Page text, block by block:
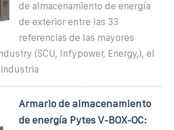
de almacenamiento de energía
de exterior entre las 33
referencias de las mayores
(SCU, Infypower, Energy,), el
Armario de almacenamiento
de energía Pytes V-BOX-OC: